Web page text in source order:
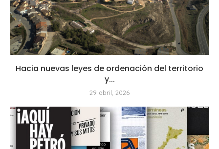
Hacia nuevas leyes de ordenación del territorio
y...
29 abril, 2026